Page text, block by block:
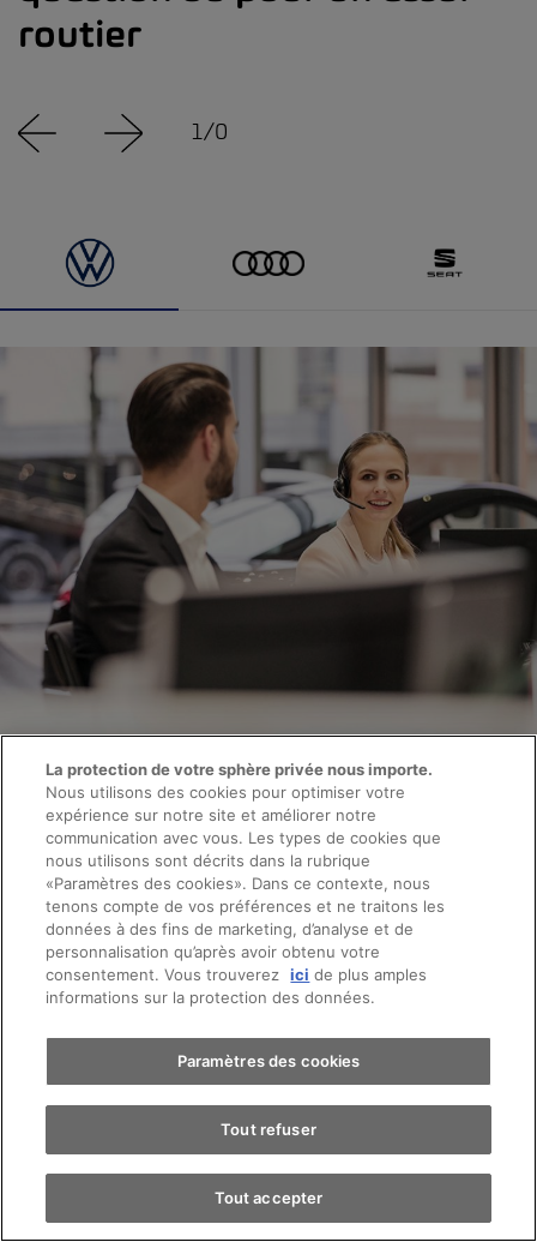
routier
1/0
Vos interlocuteurs VW à Etoy
Volkswagen
Vente de voiture
Prendre rendez-vous
Essai sur route
Trouver une voiture
La protection de votre sphère privée nous importe.
Nous utilisons des cookies pour optimiser votre
expérience sur notre site et améliorer notre
communication avec vous. Les types de cookies que
nous utilisons sont décrits dans la rubrique
«Paramètres des cookies». Dans ce contexte, nous
tenons compte de vos préférences et ne traitons les
données à des fins de marketing, d’analyse et de
personnalisation qu’après avoir obtenu votre
consentement. Vous trouverez ici de plus amples
informations sur la protection des données.
Paramètres des cookies
Tout refuser
Tout accepter